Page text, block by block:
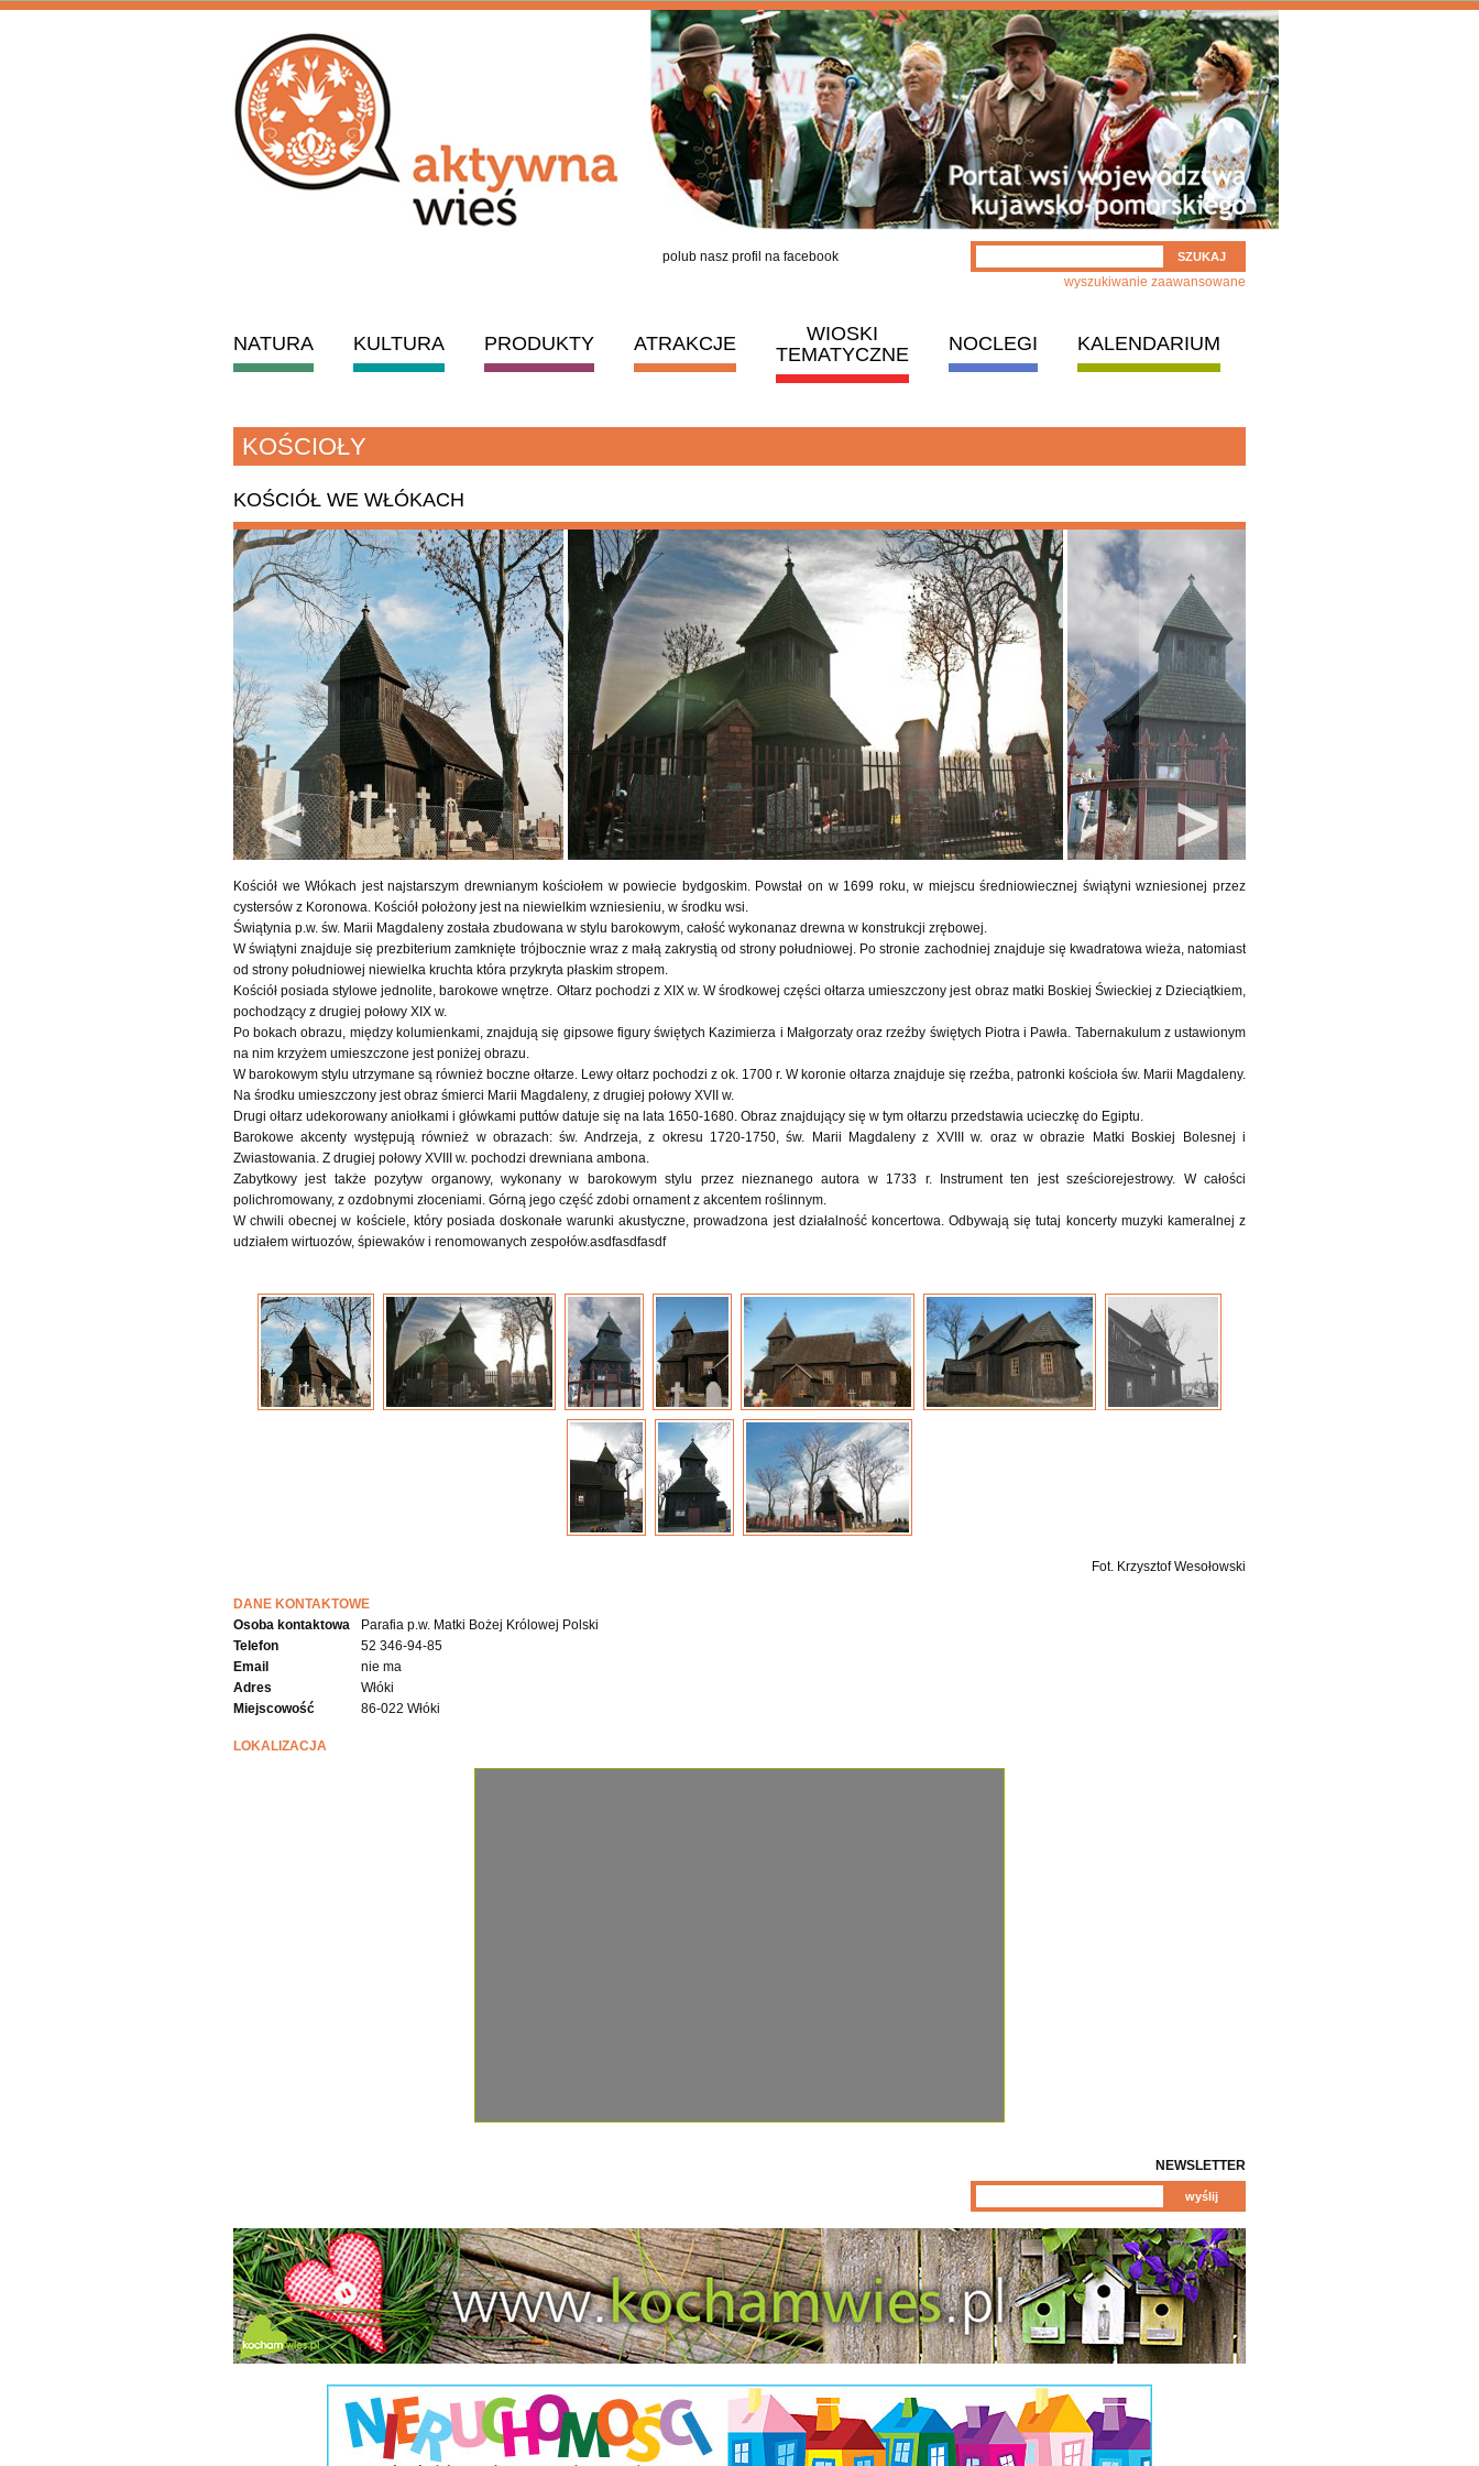
polub nasz profil na facebook
wyszukiwanie zaawansowane
NATURA KULTURA PRODUKTY ATRAKCJE
WIOSKI
TEMATYCZNE
NOCLEGI KALENDARIUM
KOŚCIOŁY
KOŚCIÓŁ WE WŁÓKACH
Kościół we Włókach jest najstarszym drewnianym kościołem w powiecie bydgoskim. Powstał on w 1699 roku, w miejscu średniowiecznej świątyni wzniesionej przez
cystersów z Koronowa. Kościół położony jest na niewielkim wzniesieniu, w środku wsi.
Świątynia p.w. św. Marii Magdaleny została zbudowana w stylu barokowym, całość wykonanaz drewna w konstrukcji zrębowej.
W świątyni znajduje się prezbiterium zamknięte trójbocznie wraz z małą zakrystią od strony południowej. Po stronie zachodniej znajduje się kwadratowa wieża, natomiast
od strony południowej niewielka kruchta która przykryta płaskim stropem.
Kościół posiada stylowe jednolite, barokowe wnętrze. Ołtarz pochodzi z XIX w. W środkowej części ołtarza umieszczony jest obraz matki Boskiej Świeckiej z Dzieciątkiem,
pochodzący z drugiej połowy XIX w.
Po bokach obrazu, między kolumienkami, znajdują się gipsowe figury świętych Kazimierza i Małgorzaty oraz rzeźby świętych Piotra i Pawła. Tabernakulum z ustawionym
na nim krzyżem umieszczone jest poniżej obrazu.
W barokowym stylu utrzymane są również boczne ołtarze. Lewy ołtarz pochodzi z ok. 1700 r. W koronie ołtarza znajduje się rzeźba, patronki kościoła św. Marii Magdaleny.
Na środku umieszczony jest obraz śmierci Marii Magdaleny, z drugiej połowy XVII w.
Drugi ołtarz udekorowany aniołkami i główkami puttów datuje się na lata 1650-1680. Obraz znajdujący się w tym ołtarzu przedstawia ucieczkę do Egiptu.
Barokowe akcenty występują również w obrazach: św. Andrzeja, z okresu 1720-1750, św. Marii Magdaleny z XVIII w. oraz w obrazie Matki Boskiej Bolesnej i
Zwiastowania. Z drugiej połowy XVIII w. pochodzi drewniana ambona.
Zabytkowy jest także pozytyw organowy, wykonany w barokowym stylu przez nieznanego autora w 1733 r. Instrument ten jest sześciorejestrowy. W całości
polichromowany, z ozdobnymi złoceniami. Górną jego część zdobi ornament z akcentem roślinnym.
W chwili obecnej w kościele, który posiada doskonałe warunki akustyczne, prowadzona jest działalność koncertowa. Odbywają się tutaj koncerty muzyki kameralnej z
udziałem wirtuozów, śpiewaków i renomowanych zespołów.asdfasdfasdf
Fot. Krzysztof Wesołowski
DANE KONTAKTOWE
Osoba kontaktowa
Parafia p.w. Matki Bożej Królowej Polski
Telefon
52 346-94-85
Email
nie ma
Adres
Włóki
Miejscowość
86-022 Włóki
LOKALIZACJA
NEWSLETTER